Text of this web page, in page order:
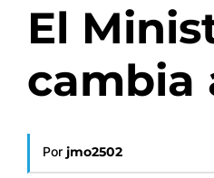
El
cambia
Por jmo2502